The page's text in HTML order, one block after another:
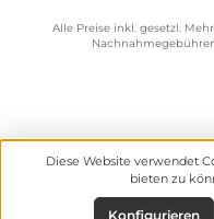
Alle Preise inkl. gesetzl.
Diese Website verwendet
bieten zu
Konfigurieren